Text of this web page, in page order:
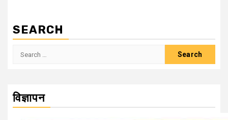
SEARCH
Search
विज्ञापन